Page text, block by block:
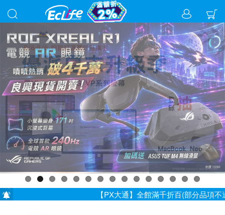
【PX大通】全館滿千折百(部分品項不適用，